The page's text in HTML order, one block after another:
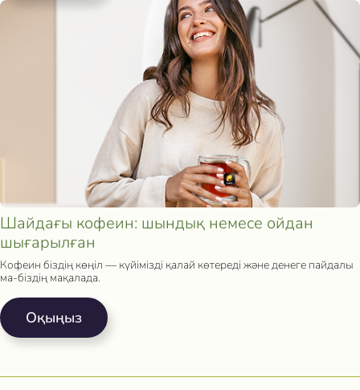
Шайдағы кофеин: шындық немесе ойдан
шығарылған
Кофеин біздің көңіл — күйімізді қалай көтереді және денеге пайдалы
ма-біздің мақалада.
Oқыңыз